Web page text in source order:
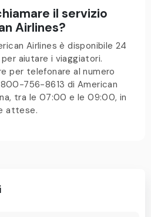
il servizio
Airlines?
Airlines è disponibile 24
aiutare i viaggiatori.
per telefonare al numero
756-8613 di American
tra le 07:00 e le 09:00, in
attese.